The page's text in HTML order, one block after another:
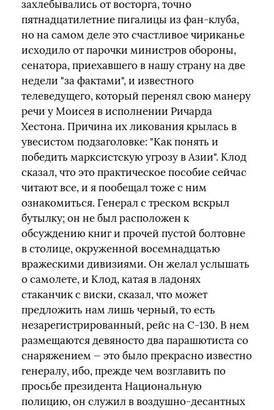
захлебывались от восторга, точно
пятнадцатилетние пигалицы из фан-клуба,
но на самом деле это счастливое чириканье
исходило от парочки министров обороны,
сенатора, приехавшего в нашу страну на две
недели "за фактами", и известного
телеведущего, который перенял свою манеру
речи у Моисея в исполнении Ричарда
Хестона. Причина их ликования крылась в
увесистом подзаголовке: "Как понять и
победить марксистскую угрозу в Азии". Клод
сказал, что это практическое пособие сейчас
читают все, и я пообещал тоже с ним
ознакомиться. Генерал с треском вскрыл
бутылку; он не был расположен к
обсуждению книг и прочей пустой болтовне
в столице, окруженной восемнадцатью
вражескими дивизиями. Он желал услышать
о самолете, и Клод, катая в ладонях
стаканчик с виски, сказал, что может
предложить нам лишь черный, то есть
незарегистрированный, рейс на С-130. В нем
размещаются девяносто два парашютиста со
снаряжением — это было прекрасно известно
генералу, ибо, прежде чем возглавить по
просьбе президента Национальную
полицию, он служил в воздушно-десантных